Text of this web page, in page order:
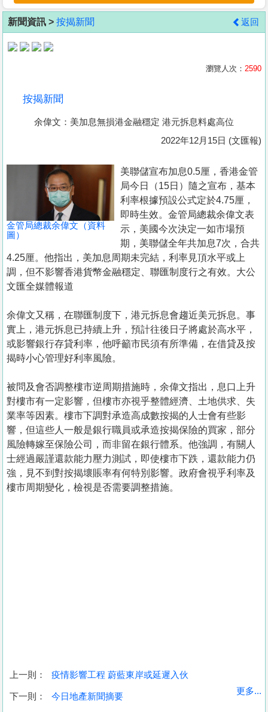
客
地
產
冊
關
於
我
們
收
新聞資訊 > 按揭新聞 返回
瀏覽人次： 2590
按揭新聞
余偉文：美加息無損港金融穩定 港元拆息料處高位
2022年12月15日 (文匯報)
金管局總裁余偉文（資料
圖）
美聯儲宣布加息0.5厘，香港金管
局今日（15日）隨之宣布，基本
利率根據預設公式定於4.75厘，
即時生效。金管局總裁余偉文表
示，美國今次決定一如市場預
期，美聯儲全年共加息7次，合共
4.25厘。他指出，美加息周期未完結，利率見頂水平或上
調，但不影響香港貨幣金融穩定、聯匯制度行之有效。大公
文匯全媒體報道
余偉文又稱，在聯匯制度下，港元拆息會趨近美元拆息。事
實上，港元拆息已持續上升，預計往後日子將處於高水平，
或影響銀行存貸利率，他呼籲市民須有所準備，在借貸及按
揭時小心管理好利率風險。
被問及會否調整樓市逆周期措施時，余偉文指出，息口上升
對樓市有一定影響，但樓市亦視乎整體經濟、土地供求、失
業率等因素。樓市下調對承造高成數按揭的人士會有些影
響，但這些人一般是銀行職員或承造按揭保險的買家，部分
風險轉嫁至保險公司，而非留在銀行體系。他強調，有關人
士經過嚴謹還款能力壓力測試，即使樓市下跌，還款能力仍
強，見不到對按揭壞賬率有何特別影響。政府會視乎利率及
樓市周期變化，檢視是否需要調整措施。
上一則： 疫情影響工程 蔚藍東岸或延遲入伙
下一則： 今日地產新聞摘要
更多...